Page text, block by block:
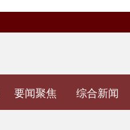
要闻聚焦 综合新闻